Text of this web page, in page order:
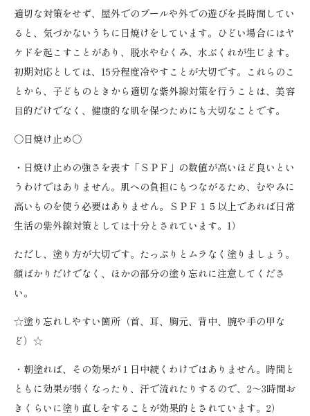
適切な対策をせず、屋外でのプールや外での遊びを長時間してい
ると、気づかないうちに日焼けをしています。ひどい場合にはヤ
ケドを起こすことがあり、脱水やむくみ、水ぶくれが生じます。
初期対応としては、15分程度冷やすことが大切です。これらのこ
とから、子どものときから適切な紫外線対策を行うことは、美容
目的だけでなく、健康的な肌を保つためにも大切なことです。
〇日焼け止め〇
・日焼け止めの強さを表す「ＳＰＦ」の数値が高いほど良いとい
うわけではありません。肌への負担にもつながるため、むやみに
高いものを使う必要はありません。ＳＰＦ１５以上であれば日常
生活の紫外線対策としては十分とされています。1）
ただし、塗り方が大切です。たっぷりとムラなく塗りましょう。
顔ばかりだけでなく、ほかの部分の塗り忘れに注意してくださ
い。
☆塗り忘れしやすい箇所（首、耳、胸元、背中、腕や手の甲な
ど）☆
・朝塗れば、その効果が１日中続くわけではありません。時間と
ともに効果が弱くなったり、汗で流れたりするので、2～3時間お
きくらいに塗り直しをすることが効果的とされています。2）